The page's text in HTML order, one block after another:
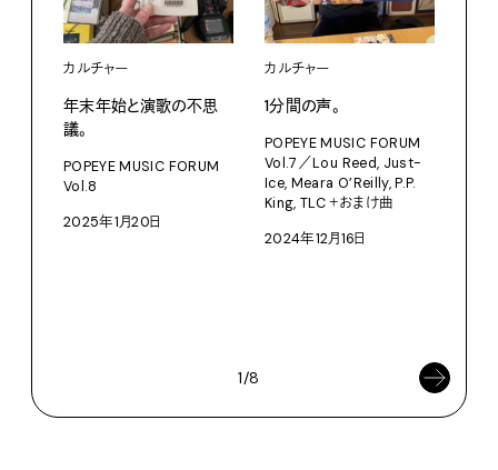
カルチャー
年末年始と演歌の不思
議。
POPEYE MUSIC FORUM
Vol.8
2025年1月20日
カルチャー
1分間の声。
POPEYE MUSIC FORUM
Vol.7／Lou Reed, Just-
Ice, Meara O’Reilly, P.P.
King, TLC ＋おまけ曲
2024年12月16日
1/8